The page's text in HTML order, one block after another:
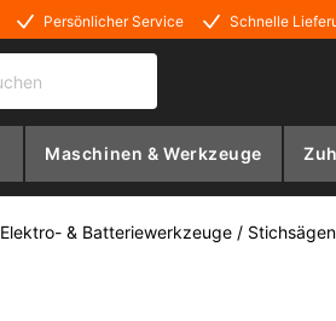
Persönlicher Service Schnelle
Maschinen & Werkzeuge
Elektro- & Batteriewerkzeuge / Stichsägen